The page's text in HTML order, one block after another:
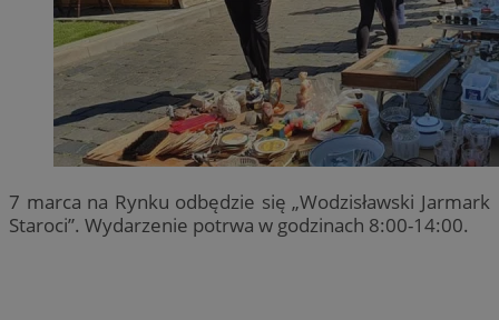
7 marca na Rynku odbędzie się „Wodzisławski Jarmark
Staroci”. Wydarzenie potrwa w godzinach 8:00-14:00.